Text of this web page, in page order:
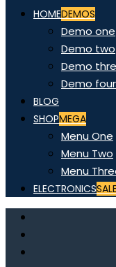
HOMEDEMOS
Demo one
Demo two
Demo
Demo four
BLOG
SHOPMEGA
Menu One
Menu Two
Menu
ELECTRONICSSALE